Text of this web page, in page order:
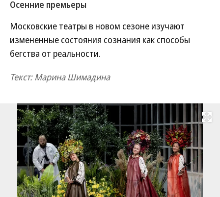
Осенние премьеры
Московские театры в новом сезоне изучают
измененные состояния сознания как способы
бегства от реальности.
Текст: Марина Шимадина
Развернуть